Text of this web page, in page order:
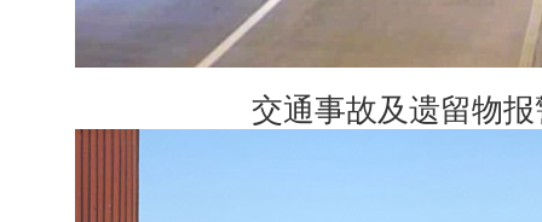
交通事故及遗留物报